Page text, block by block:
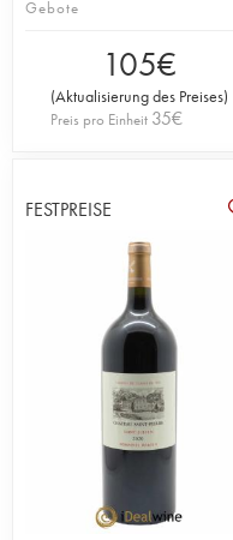
Gebote
105€
(Aktualisierung des Preises)
Preis pro Einheit 35€
FESTPREISE